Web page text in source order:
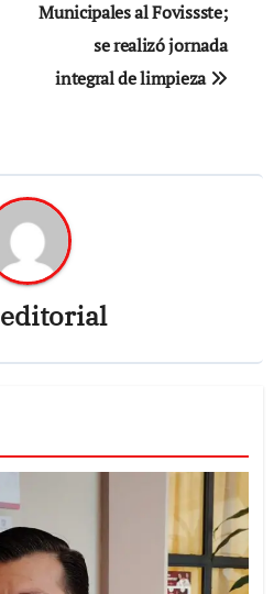
Municipales al Fovissste;
se realizó jornada
integral de limpieza
editorial